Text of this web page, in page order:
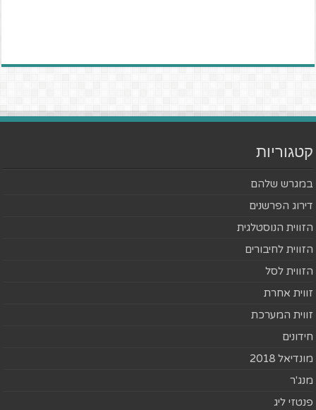
קטגוריות
במגרש שלהם
דירוג הפרשנים
הזווית הנוסטלגית
הזווית לחיבורים
הזווית לסל
זווית אחרת
זווית המערכת
חידונים
מונדיאל 2018
מנג'ר
פנטזי ליג